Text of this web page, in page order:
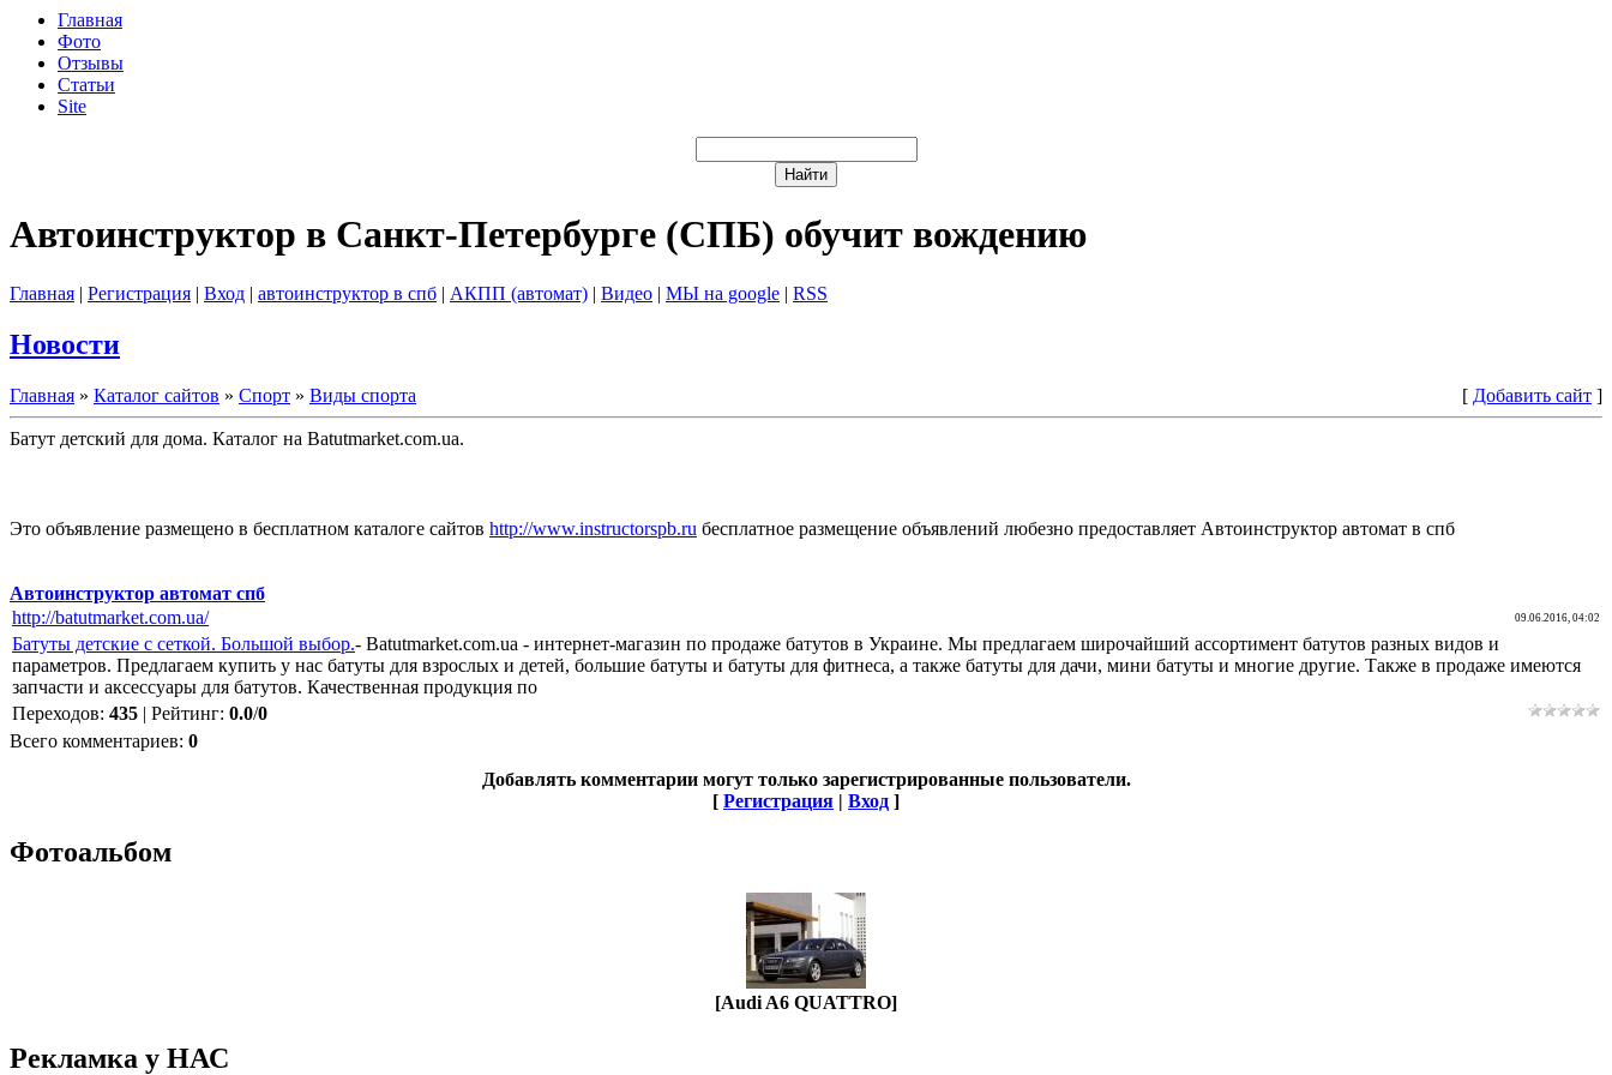
Главная
Фото
Отзывы
Статьи
Site
Автоинструктор в Санкт-Петербурге (СПБ) обучит вождению
Главная | Регистрация | Вход | автоинструктор в спб | АКПП (автомат) | Видео | МЫ на google | RSS
Новости
Главная » Каталог сайтов » Спорт » Виды спорта [ Добавить сайт ]
Батут детский для дома. Каталог на Batutmarket.com.ua.
Это объявление размещено в бесплатном каталоге сайтов http://www.instructorspb.ru бесплатное размещение объявлений любезно предоставляет Автоинструктор автомат в спб
Автоинструктор автомат спб
http://batutmarket.com.ua/
09.06.2016, 04:02
Батуты детские с сеткой. Большой выбор.- Batutmarket.com.ua - интернет-магазин по продаже батутов в Украине. Мы предлагаем широчайший ассортимент батутов разных видов и
параметров. Предлагаем купить у нас батуты для взрослых и детей, большие батуты и батуты для фитнеса, а также батуты для дачи, мини батуты и многие другие. Также в продаже имеются
запчасти и аксессуары для батутов. Качественная продукция по
Переходов: 435 | Рейтинг: 0.0/0
Всего комментариев: 0
Добавлять комментарии могут только зарегистрированные пользователи.
[ Регистрация | Вход ]
Фотоальбом
[Audi A6 QUATTRO]
Рекламка у НАС